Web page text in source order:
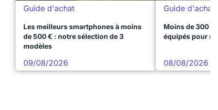
Guide d'achat
Les meilleurs smartphones à moins
de 500 € : notre sélection de 3
modèles
09/08/2026
Guide d'achat
Moins de 300 €
équipés pour
08/08/2026